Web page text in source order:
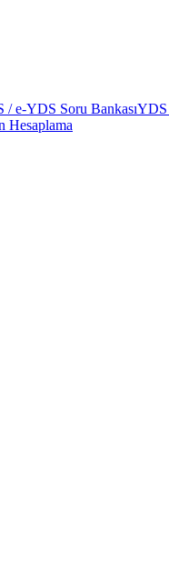
/ e-YDS Soru BankasıYDS
Hesaplama